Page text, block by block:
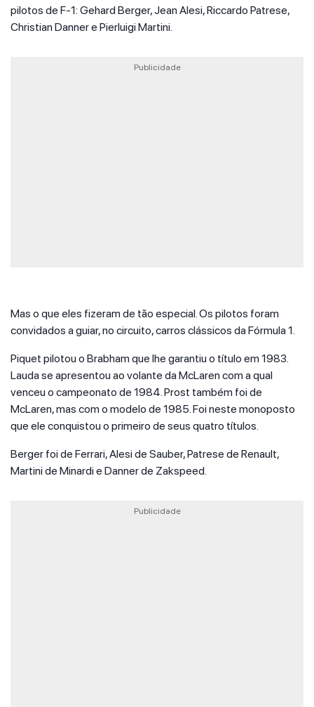
pilotos de F-1: Gehard Berger, Jean Alesi, Riccardo Patrese,
Christian Danner e Pierluigi Martini.
Publicidade
Mas o que eles fizeram de tão especial. Os pilotos foram
convidados a guiar, no circuito, carros clássicos da Fórmula 1.
Piquet pilotou o Brabham que lhe garantiu o título em 1983.
Lauda se apresentou ao volante da McLaren com a qual
venceu o campeonato de 1984. Prost também foi de
McLaren, mas com o modelo de 1985. Foi neste monoposto
que ele conquistou o primeiro de seus quatro títulos.
Berger foi de Ferrari, Alesi de Sauber, Patrese de Renault,
Martini de Minardi e Danner de Zakspeed.
Publicidade